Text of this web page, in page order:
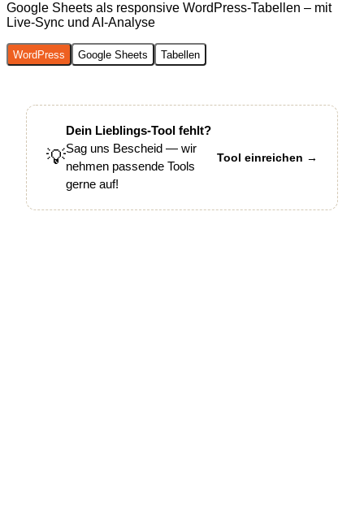
Google Sheets als responsive WordPress-Tabellen – mit
Live-Sync und AI-Analyse
WordPress Google Sheets Tabellen
💡
Dein Lieblings-Tool fehlt?
Sag uns Bescheid — wir
nehmen passende Tools
gerne auf!
Tool einreichen →